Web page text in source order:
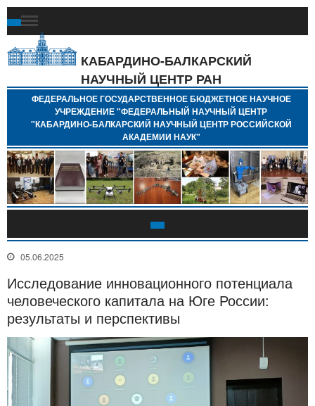
КАБАРДИНО-БАЛКАРСКИЙ
НАУЧНЫЙ ЦЕНТР РАН
ФЕДЕРАЛЬНОЕ ГОСУДАРСТВЕННОЕ БЮДЖЕТНОЕ НАУЧНОЕ
УЧРЕЖДЕНИЕ "ФЕДЕРАЛЬНЫЙ НАУЧНЫЙ ЦЕНТР
"КАБАРДИНО-БАЛКАРСКИЙ НАУЧНЫЙ ЦЕНТР РОССИЙСКОЙ
АКАДЕМИИ НАУК"
05.06.2025
Исследование инновационного потенциала
человеческого капитала на Юге России:
результаты и перспективы